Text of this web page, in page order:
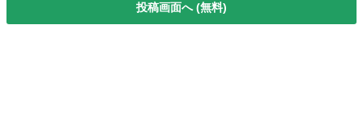
投稿画面へ (無料)